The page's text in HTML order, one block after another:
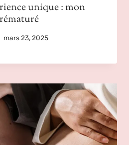
unique : mon
mars 23, 2025